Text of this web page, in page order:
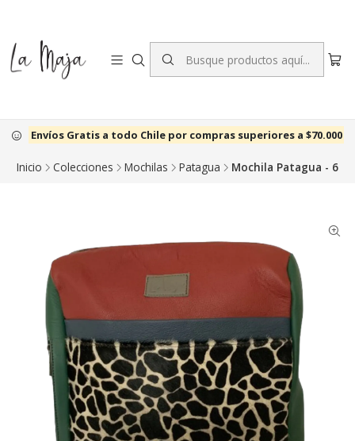
Envíos Gratis a todo Chile por compras superiores a $70.000
Inicio Colecciones Mochilas Patagua Mochila Patagua - 6